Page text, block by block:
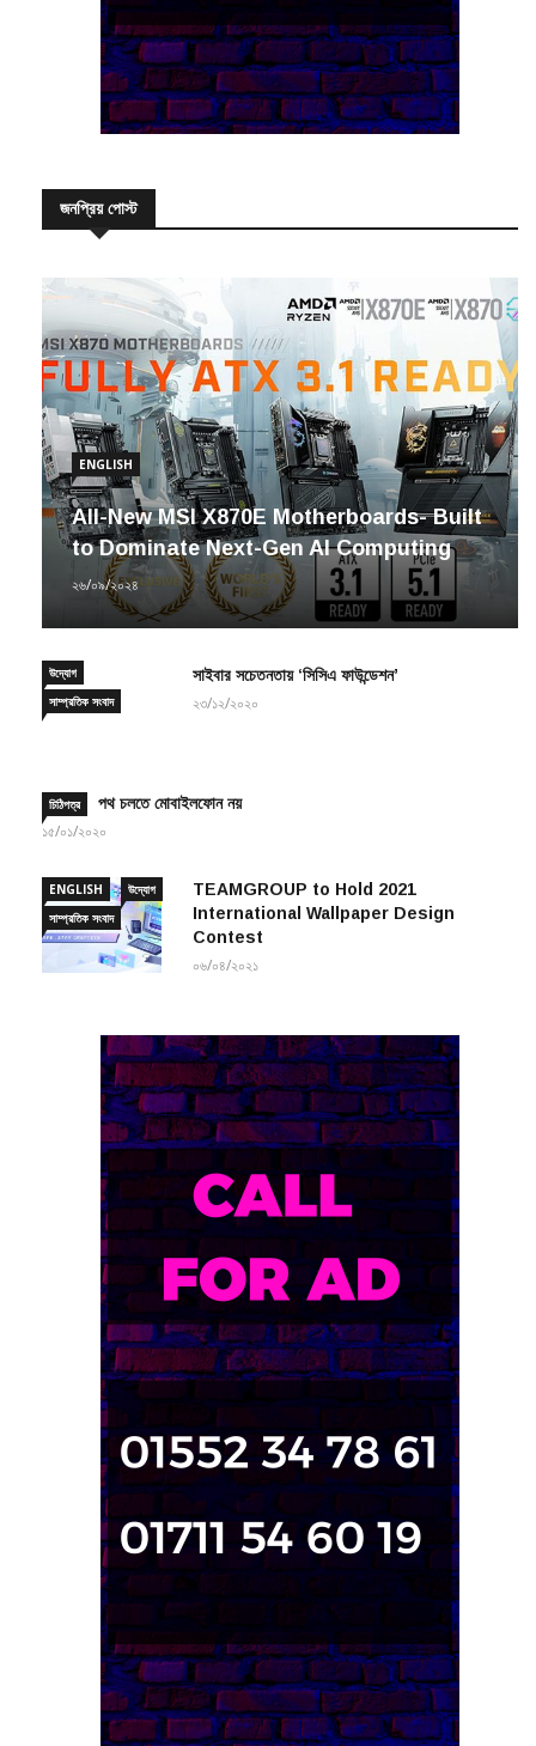
জনপ্রিয় পোস্ট
ENGLISH
All-New MSI X870E Motherboards- Built
to Dominate Next-Gen AI Computing
২৬/০৯/২০২৪
উদ্যোগ
সাম্প্রতিক সংবাদ
সাইবার সচেতনতায় ‘সিসিএ ফাউন্ডেশন’
২৩/১২/২০২০
চিঠিপত্র পথ চলতে মোবাইলফোন নয়
১৫/০১/২০২০
ENGLISH
উদ্যোগ
সাম্প্রতিক সংবাদ
TEAMGROUP to Hold 2021
International Wallpaper Design
Contest
০৬/০৪/২০২১